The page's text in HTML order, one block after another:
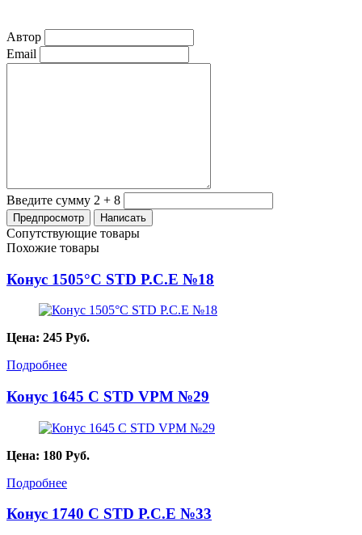
Автор
Email
Введите сумму 2 + 8
Сопутствующие товары
Похожие товары
Конус 1505°С STD P.C.E №18
Цена: 245 Руб.
Подробнее
Конус 1645 С STD VPM №29
Цена: 180 Руб.
Подробнее
Конус 1740 С STD P.C.E №33